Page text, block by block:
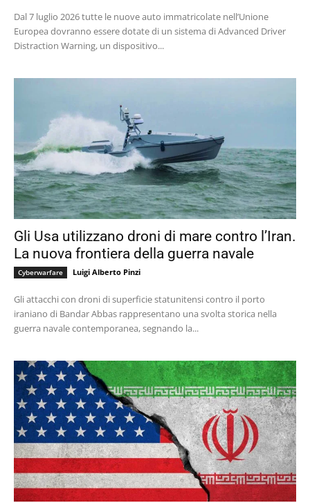
Dal 7 luglio 2026 tutte le nuove auto immatricolate nell’Unione
Europea dovranno essere dotate di un sistema di Advanced Driver
Distraction Warning, un dispositivo...
Gli Usa utilizzano droni di mare contro l’Iran.
La nuova frontiera della guerra navale
Cyberwarfare Luigi Alberto Pinzi
Gli attacchi con droni di superficie statunitensi contro il porto
iraniano di Bandar Abbas rappresentano una svolta storica nella
guerra navale contemporanea, segnando la...